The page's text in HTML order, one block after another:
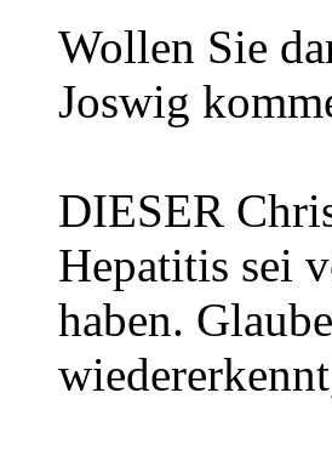
Wollen Sie
Joswig
DIESER
Hepatitis sei
haben.